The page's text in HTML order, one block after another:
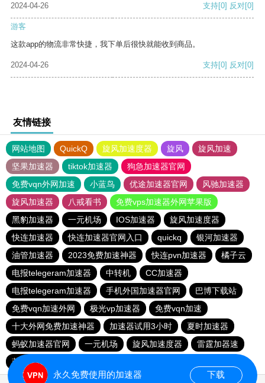
2024-04-26
支持[0] 反对[0]
游客
这款app的物流非常快捷，我下单后很快就能收到商品。
2024-04-26 支持[0] 反对[0]
友情链接
网站地图 QuickQ 旋风加速度器 旋风
旋风加速
坚果加速器
tiktok加速器
狗急加速器官网
免费vqn外网加速
小蓝鸟 优途加速器官网
风驰加速器
旋风加速器
八戒看书
免费vps加速器外网苹果版
黑豹加速器
一元机场 IOS加速器
旋风加速度器
快连加速器
快连加速器官网入口 quickq
银河加速器
油管加速器
2023免费加速神器 快连pvn加速器
橘子云
电报telegeram加速器
中转机
CC加速器
电报telegeram加速器
手机外国加速器官网
巴博下载站
免费vqn加速外网
极光vp加速器
免费vqn加速
十大外网免费加速神器
加速器试用3小时
夏时加速器
蚂蚁加速器官网
一元机场 旋风加速度器
雷霆加器速
蓝鲸加速器
永久免费使用的加速器 下载